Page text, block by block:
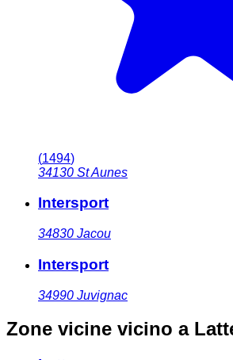
(1494)
34130 St Aunes
Intersport
34830 Jacou
Intersport
34990 Juvignac
Zone vicine vicino a